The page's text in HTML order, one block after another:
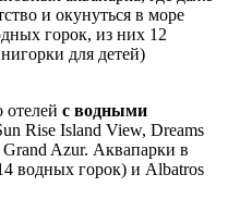
и окунуться в море
горок, из них 12
для детей)
отелей с водными
Rise Island View, Dreams
Azur. Аквапарки в
водных горок) и Albatros